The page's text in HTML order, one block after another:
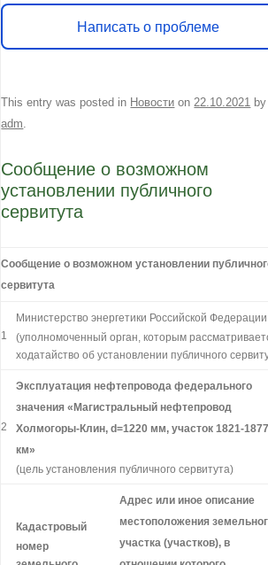
Написать о проблеме
This entry was posted in Новости on 22.10.2021 by
adm
Сообщение о возможном
установлении публичного
сервитута
Сообщение о возможном установлении
сервитута
1
Министерство энергетики Российской Федерации
(уполномоченный орган, которым
ходатайство об установлении публичного
2
Эксплуатация нефтепровода федерального
значения «Магистральный нефтепровод
Холмогоры-Клин, d=1220 мм, участок 1821-
км»
(цель установления публичного сервитута)
Кадастровый
номер
Адрес или иное описание
местоположения
участка (участков), в